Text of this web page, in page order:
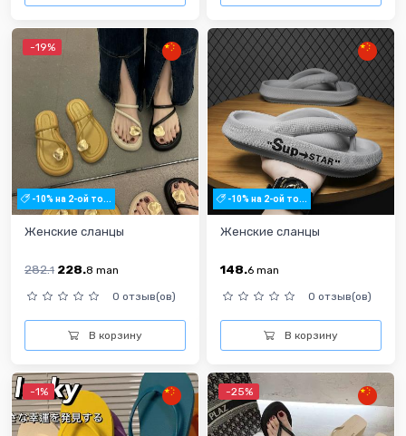
-19%
-10% на 2-ой то...
Женские сланцы
282.1 228.8 man
0 отзыв(ов)
В корзину
-10% на 2-ой то...
Женские сланцы
148.6 man
0 отзыв(ов)
В корзину
-1% -25%